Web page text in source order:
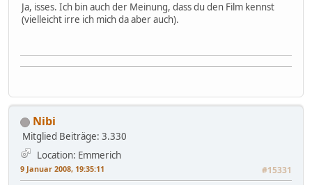
Ja, isses. Ich bin auch der Meinung, dass du den Film kennst
(vielleicht irre ich mich da aber auch).
Nibi
Mitglied Beiträge: 3.330
Location: Emmerich
9 Januar 2008, 19:35:11 #15331